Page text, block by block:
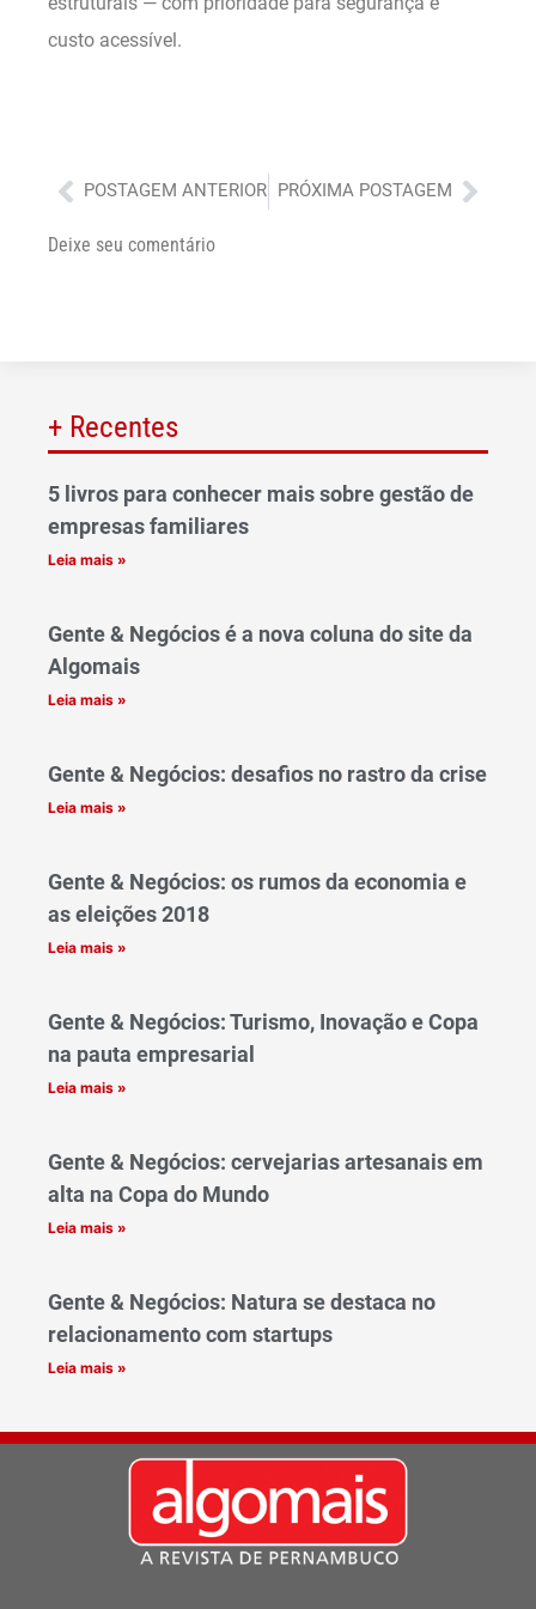
custo acessível.
Anterior
POSTAGEM ANTERIOR PRÓXIMA POSTAGEM
Deixe seu comentário
+ Recentes
5 livros para conhecer mais sobre gestão de
empresas familiares
Leia mais »
Gente & Negócios é a nova coluna do site da
Algomais
Leia mais »
Gente & Negócios: desafios no rastro da crise
Leia mais »
Gente & Negócios: os rumos da economia e
as eleições 2018
Leia mais »
Gente & Negócios: Turismo, Inovação e Copa
na pauta empresarial
Leia mais »
Gente & Negócios: cervejarias artesanais em
alta na Copa do Mundo
Leia mais »
Gente & Negócios: Natura se destaca no
relacionamento com startups
Leia mais »